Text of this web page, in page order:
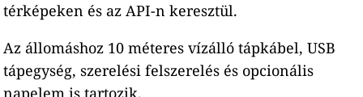
térképeken és az API-n keresztül.
Az állomáshoz 10 méteres vízálló tápkábel, USB
tápegység, szerelési felszerelés és opcionális
napelem is tartozik.